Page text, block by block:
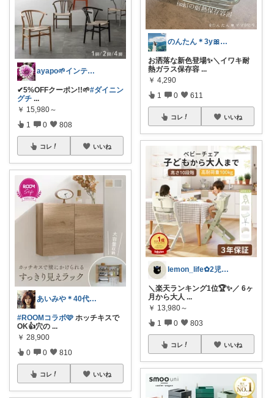
ayapo🌱インテリア&雑貨
✔︎5%OFFクーポン!!🌱#ダイニン
グチ ...
￥ 15,980～
1 0 808
コレ いいね
あいみや＊40代🌷くらしを楽しむ
#ROOMコラボ🩷 ホッチキスで
OK👍穴の ...
￥ 28,900
0 0 810
コレ いいね
のんたん＊3y🎀1y👶🏻🍼
お洒落な新色登場✨＼イワキ耐
熱ガラス保存容 ...
￥ 4,290
1 0 611
コレ いいね
lemon_life✿2児ママ
＼楽天ランキング1位🏆✨／ 6ヶ
月から大人 ...
￥ 13,980～
1 0 803
コレ いいね